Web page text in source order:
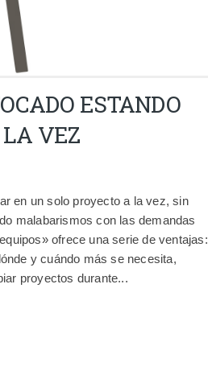
ESTANDO
LA VEZ
en un solo proyecto a la vez, sin
malabarismos con las demandas
ofrece una serie de ventajas:
y cuándo más se necesita,
proyectos durante...